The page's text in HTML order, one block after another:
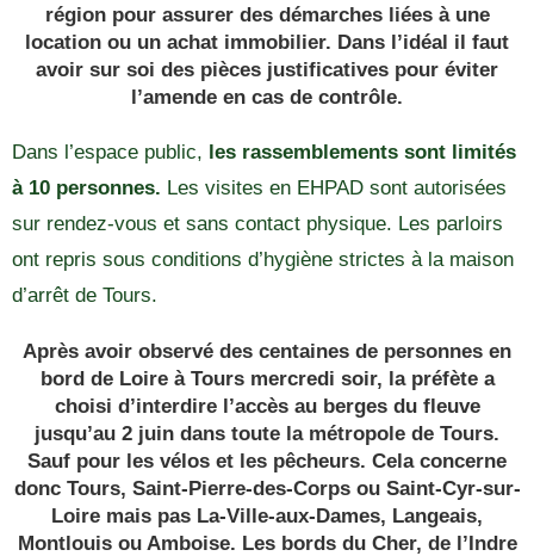
région pour assurer des démarches liées à une
location ou un achat immobilier. Dans l’idéal il faut
avoir sur soi des pièces justificatives pour éviter
l’amende en cas de contrôle.
Dans l’espace public, les rassemblements sont limités
à 10 personnes. Les visites en EHPAD sont autorisées
sur rendez-vous et sans contact physique. Les parloirs
ont repris sous conditions d’hygiène strictes à la maison
d’arrêt de Tours.
Après avoir observé des centaines de personnes en
bord de Loire à Tours mercredi soir, la préfète a
choisi d’interdire l’accès au berges du fleuve
jusqu’au 2 juin dans toute la métropole de Tours.
Sauf pour les vélos et les pêcheurs. Cela concerne
donc Tours, Saint-Pierre-des-Corps ou Saint-Cyr-sur-
Loire mais pas La-Ville-aux-Dames, Langeais,
Montlouis ou Amboise. Les bords du Cher, de l’Indre